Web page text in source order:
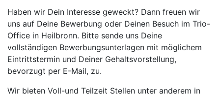
Haben wir Dein Interesse geweckt? Dann freuen wir
uns auf Deine Bewerbung oder Deinen Besuch im Trio-
Office in Heilbronn. Bitte sende uns Deine
vollständigen Bewerbungsunterlagen mit möglichem
Eintrittstermin und Deiner Gehaltsvorstellung,
bevorzugt per E-Mail, zu.
Wir bieten Voll-und Teilzeit Stellen unter anderem in